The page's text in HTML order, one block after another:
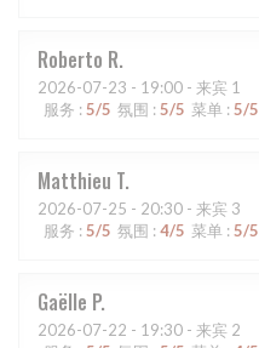
Roberto R
2026-07-23 - 19:00 - 来宾 1
服务 : 5/5 氛围 : 5/5 菜单 : 5/5
Matthieu T
2026-07-25 - 20:30 - 来宾 3
服务 : 5/5 氛围 : 4/5 菜单 : 5/5
Gaëlle P
2026-07-22 - 19:30 - 来宾 2